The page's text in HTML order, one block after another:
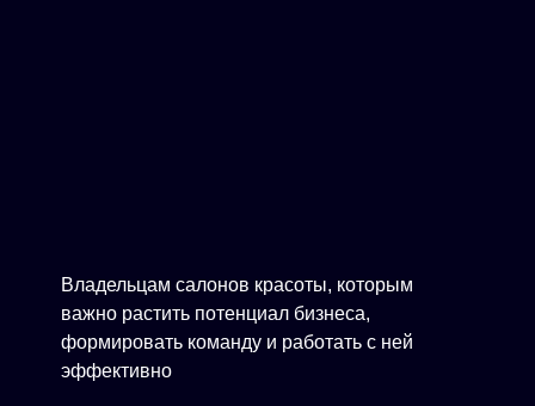
Владельцам салонов красоты, которым
важно растить потенциал бизнеса,
формировать команду и работать с ней
эффективно